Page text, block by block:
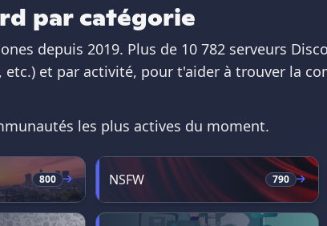
par catégorie
depuis 2019. Plus de 10 782 serveurs
etc.) et par activité, pour t'aider à trouver la
les plus actives du moment.
800 NSFW 790